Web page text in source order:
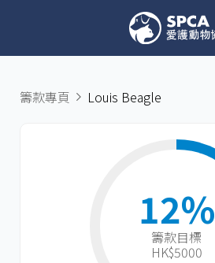
籌款專頁 Louis Beagle
12%
籌款目標​
HK$5000